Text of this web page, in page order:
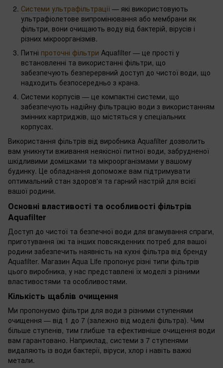
Системи ультрафільтрації — які використовують
ультрафіолетове випромінювання або мембрани як
фільтри, вони очищають воду від бактерій, вірусів і
різних мікроорганізмів.
Питні проточні фільтри Aquafilter — це прості у
встановленні та використанні фільтри, що
забезпечують безперервний доступ до чистої води, що
надходить безпосередньо з крана.
Системи корпусів — це компактні системи, що
забезпечують надійну фільтрацію води з використанням
змінних картриджів, що містяться у спеціальних
корпусах.
Використання фільтрів від виробника Aquafilter дозволить
вам уникнути вживання неякісної питної води, забрудненої
шкідливими домішками та мікроорганізмами у вашому
будинку. Це обладнання допоможе вам підтримувати
оптимальний стан здоров'я та гарний настрій для всієї
вашої родини.
Основні властивості та особливості фільтрів
Aquafilter
Доступ до чистої та безпечної води для вгамування спраги,
приготування їжі та інших повсякденних потреб для вашої
родини забезпечить наявність на кухні фільтра від бренду
Aquafilter. Магазин Aqua Life пропонує різні типи фільтрів
цього виробника, у нас представлені їх моделі з різними
властивостями та особливостями.
Кількість щаблів очищення
Ми пропонуємо фільтри для води з різними ступенями
очищення — від 1 до 7 (залежно від моделі фільтра). Чим
більше ступенів, тим глибше та ефективніше очищення води
вам гарантовано. Наприклад, системи з 7 ступенями
видаляють із води бактерії, віруси, хлор і навіть важкі
метали.